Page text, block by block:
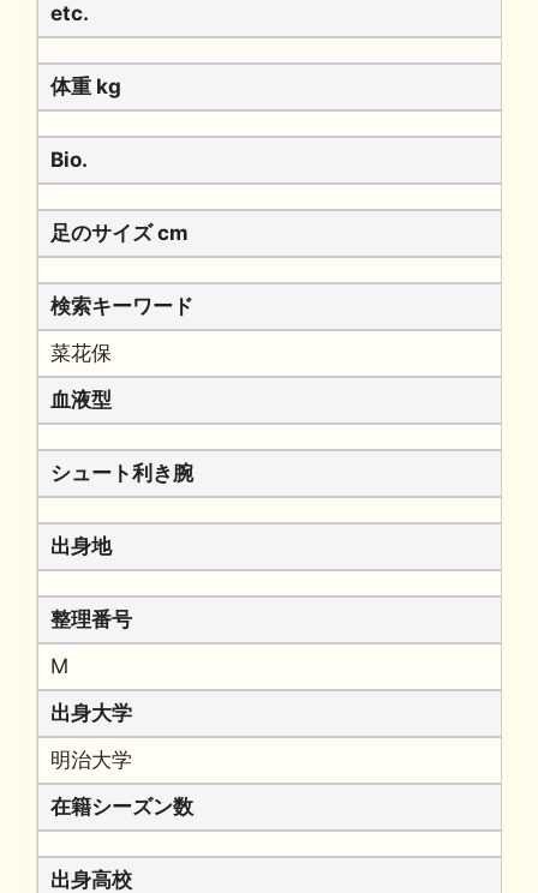
etc.
体重 kg
Bio.
足のサイズ cm
検索キーワード
菜花保
血液型
シュート利き腕
出身地
整理番号
M
出身大学
明治大学
在籍シーズン数
出身高校